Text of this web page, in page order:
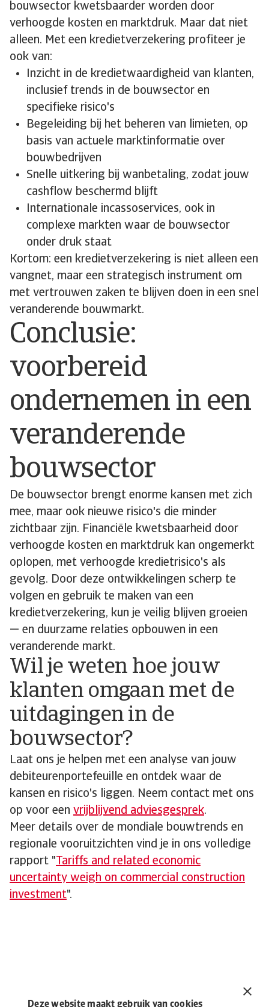
Deze website maakt gebruik van cookies
bouwsector kwetsbaarder worden door
verhoogde kosten en marktdruk. Maar dat niet
alleen. Met een kredietverzekering profiteer je
ook van:
Inzicht in de kredietwaardigheid van klanten,
inclusief trends in de bouwsector en
specifieke risico's
Begeleiding bij het beheren van limieten, op
basis van actuele marktinformatie over
bouwbedrijven
Snelle uitkering bij wanbetaling, zodat jouw
cashflow beschermd blijft
Internationale incassoservices, ook in
complexe markten waar de bouwsector
onder druk staat
Kortom: een kredietverzekering is niet alleen een
vangnet, maar een strategisch instrument om
met vertrouwen zaken te blijven doen in een snel
veranderende bouwmarkt.
Conclusie:
voorbereid
ondernemen in een
veranderende
bouwsector
De bouwsector brengt enorme kansen met zich
mee, maar ook nieuwe risico's die minder
zichtbaar zijn. Financiële kwetsbaarheid door
verhoogde kosten en marktdruk kan ongemerkt
oplopen, met verhoogde kredietrisico's als
gevolg. Door deze ontwikkelingen scherp te
volgen en gebruik te maken van een
kredietverzekering, kun je veilig blijven groeien
— en duurzame relaties opbouwen in een
veranderende markt.
Wil je weten hoe jouw
klanten omgaan met de
uitdagingen in de
bouwsector?
Laat ons je helpen met een analyse van jouw
debiteurenportefeuille en ontdek waar de
kansen en risico's liggen. Neem contact met ons
op voor een vrijblijvend adviesgesprek.
Meer details over de mondiale bouwtrends en
regionale vooruitzichten vind je in ons volledige
rapport " Tariffs and related economic
uncertainty weigh on commercial construction
investment".